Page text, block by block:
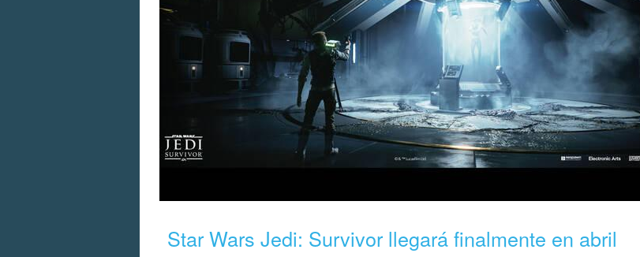
Star Wars Jedi: Survivor llegará finalmente en abril